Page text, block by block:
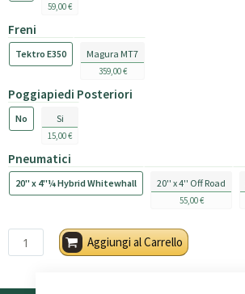
59,00 €
Freni
Tektro E350 Magura MT7
359,00 €
Poggiapiedi Posteriori
No Si
15,00 €
Pneumatici
20'' x 4''¼ Hybrid Whitewhall 20'' x 4'' Off Road
55,00 €
Aggiungi al Carrello